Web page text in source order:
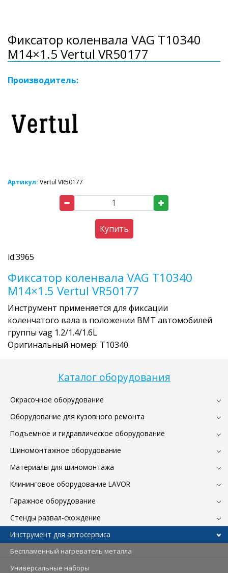
Каталог оборудования
Окрасочное оборудование
Оборудование для кузовного ремонта
Подъемное и гидравлическое оборудование
Шиномонтажное оборудование
Материалы для шиномонтажа
Клининговое оборудование LAVOR
Гаражное оборудование
Стенды развал-схождение
Инструмент для автосервиса
Беспламенный нагреватель металла
Универсальные наборы
Фиксатор коленвала VAG T10340
M14×1.5 Vertul VR50177
Производитель:
Артикул: Vertul VR50177
Купить
id:3965
Фиксатор коленвала VAG T10340
M14×1.5 Vertul VR50177
Инструмент применяется для фиксации
коленчатого вала в положении ВМТ автомобилей
группы vag 1.2/1.4/1.6L
Оригинальный номер: T10340.